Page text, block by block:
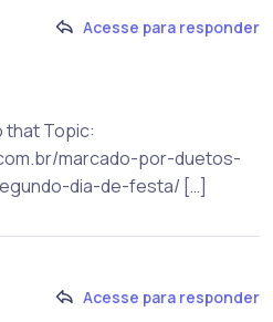
Acesse para responder
that Topic:
marcado-por-duetos-
dia-de-festa/ […]
Acesse para responder